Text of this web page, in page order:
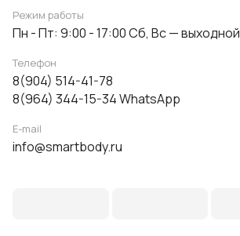
Режим работы
Пн - Пт: 9:00 - 17:00 Сб, Вс — выходной
Телефон
8(904) 514-41-78
8(964) 344-15-34 WhatsApp
E-mail
info@smartbody.ru